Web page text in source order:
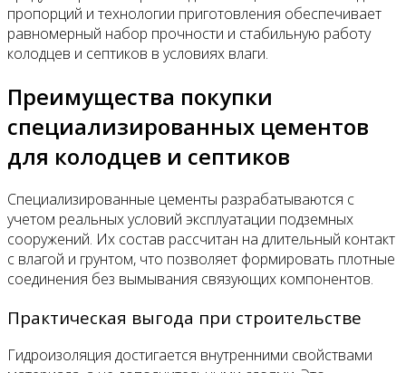
пропорций и технологии приготовления обеспечивает
равномерный набор прочности и стабильную работу
колодцев и септиков в условиях влаги.
Преимущества покупки
специализированных цементов
для колодцев и септиков
Специализированные цементы разрабатываются с
учетом реальных условий эксплуатации подземных
сооружений. Их состав рассчитан на длительный контакт
с влагой и грунтом, что позволяет формировать плотные
соединения без вымывания связующих компонентов.
Практическая выгода при строительстве
Гидроизоляция достигается внутренними свойствами